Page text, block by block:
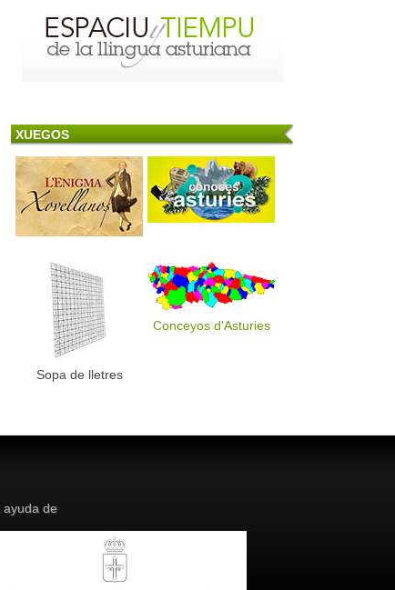
XUEGOS
Sopa de lletres
Conceyos d'Asturies
ayuda de